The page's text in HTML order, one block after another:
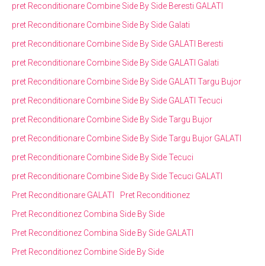
pret Reconditionare Combine Side By Side Beresti GALATI
pret Reconditionare Combine Side By Side Galati
pret Reconditionare Combine Side By Side GALATI Beresti
pret Reconditionare Combine Side By Side GALATI Galati
pret Reconditionare Combine Side By Side GALATI Targu Bujor
pret Reconditionare Combine Side By Side GALATI Tecuci
pret Reconditionare Combine Side By Side Targu Bujor
pret Reconditionare Combine Side By Side Targu Bujor GALATI
pret Reconditionare Combine Side By Side Tecuci
pret Reconditionare Combine Side By Side Tecuci GALATI
Pret Reconditionare GALATI
Pret Reconditionez
Pret Reconditionez Combina Side By Side
Pret Reconditionez Combina Side By Side GALATI
Pret Reconditionez Combine Side By Side